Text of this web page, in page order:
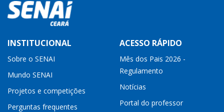
INSTITUCIONAL
Sobre o SENAI
Mundo SENAI
Projetos e competições
Perguntas frequentes
ACESSO RÁPIDO
Mês dos Pais 2026 -
Regulamento
Notícias
Portal do professor